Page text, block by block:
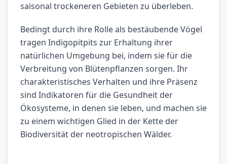
saisonal trockeneren Gebieten zu überleben.
Bedingt durch ihre Rolle als bestäubende Vögel
tragen Indigopitpits zur Erhaltung ihrer
natürlichen Umgebung bei, indem sie für die
Verbreitung von Blütenpflanzen sorgen. Ihr
charakteristisches Verhalten und ihre Präsenz
sind Indikatoren für die Gesundheit der
Ökosysteme, in denen sie leben, und machen sie
zu einem wichtigen Glied in der Kette der
Biodiversität der neotropischen Wälder.